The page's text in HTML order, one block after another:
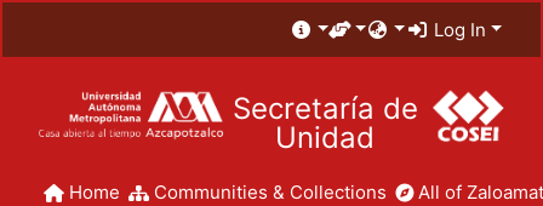
Log In
Secretaría de
Unidad
Home Communities & Collections All of